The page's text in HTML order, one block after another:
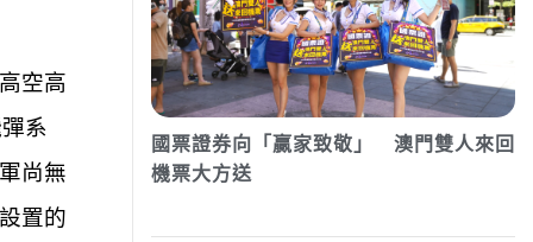
空高
系
尚無
置的
國票證券向「贏家致敬」 澳門雙人來回
機票大方送